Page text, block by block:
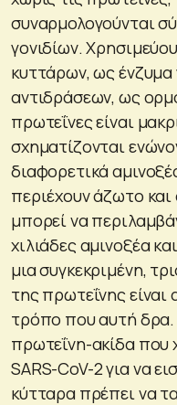
συναρμολογούνται
γονιδίων.
κυττάρων, ως ένζυμα
αντιδράσεων, ως
πρωτεΐνες είναι
σχηματίζονται
διαφορετικά
περιέχουν άζωτο
μπορεί να
χιλιάδες αμινοξέα
μια συγκεκριμένη,
της πρωτεΐνης
τρόπο που αυτή δρα.
πρωτεΐνη-ακίδα που
SARS-CoV-2 για να
κύτταρα πρέπει να